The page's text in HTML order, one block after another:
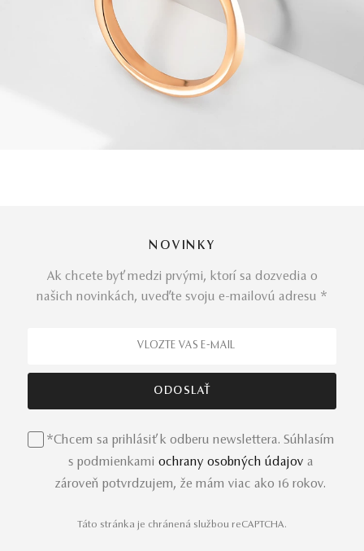
NOVINKY
Ak chcete byť medzi prvými, ktorí sa dozvedia o
našich novinkách, uveďte svoju e-mailovú adresu *
*Chcem sa prihlásiť k odberu newslettera. Súhlasím
s podmienkami ochrany osobných údajov a
zároveň potvrdzujem, že mám viac ako 16 rokov.
Táto stránka je chránená službou reCAPTCHA.